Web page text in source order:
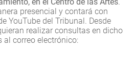
presencial y contará con
YouTube del Tribunal. Desde
realizar consultas en dicho
al correo electrónico: